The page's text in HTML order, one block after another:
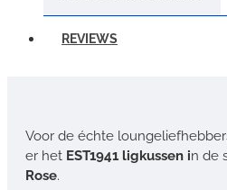
REVIEWS
Voor de échte
er het EST1941 ligkussen in de
Rose.